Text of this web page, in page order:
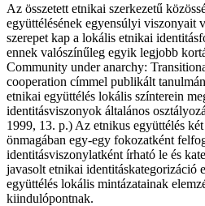
Az összetett etnikai szerkezetű
együttélésének egyensúlyi viszonyait
szerepet kap a lokális etnikai
ennek valószínűleg egyik legjobb
Community under anarchy:
cooperation címmel publikált
etnikai együttélés lokális színterein
identitásviszonyok általános
1999, 13. p.) Az etnikus együttélés két
önmagában egy-egy fokozatként
identitásviszonylatként írható le és
javasolt etnikai identitáskategorizáció
együttélés lokális mintázatainak
kiindulópontnak.